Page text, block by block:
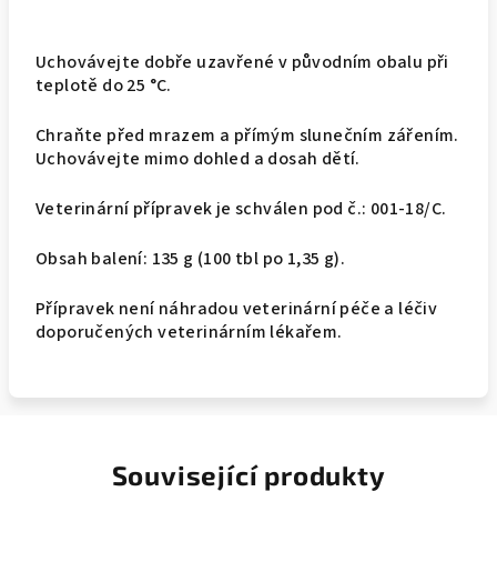
Uchovávejte dobře uzavřené v původním obalu při
teplotě do 25 °C.
Chraňte před mrazem a přímým slunečním zářením.
Uchovávejte mimo dohled a dosah dětí.
Veterinární přípravek je schválen pod č.: 001-18/C.
Obsah balení: 135 g (100 tbl po 1,35 g).
Přípravek není náhradou veterinární péče a léčiv
doporučených veterinárním lékařem.
Související produkty